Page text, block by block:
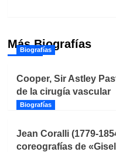
Más Biografías
Biografías
Cooper, Sir Astley
de la cirugía vascular
Biografías
Jean Coralli (1779-
coreografías de